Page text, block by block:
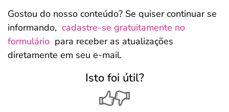
Gostou do nosso conteúdo? Se quiser continuar se
informando, cadastre-se gratuitamente no
formulário para receber as atualizações
diretamente em seu e-mail.
Isto foi útil?